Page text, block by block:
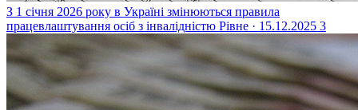
З 1 січня 2026 року в Україні змінюються правила
працевлаштування осіб з інвалідністю Рівне · 15.12.2025 3